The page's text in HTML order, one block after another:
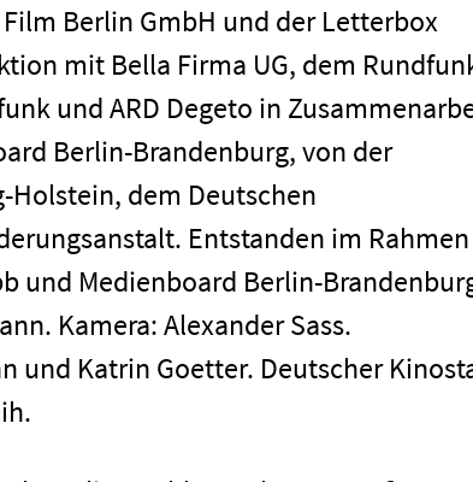
Berlin GmbH und der Letterbox
mit Bella Firma UG, dem
und ARD Degeto in
Berlin-Brandenburg, von der
dem Deutschen
Entstanden im Rahmen
und Medienboard Berlin-
Kamera: Alexander Sass.
und Katrin Goetter. Deutscher